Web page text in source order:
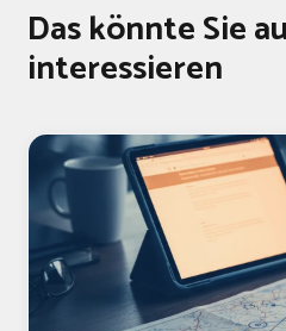
Das könnte Sie
interessieren